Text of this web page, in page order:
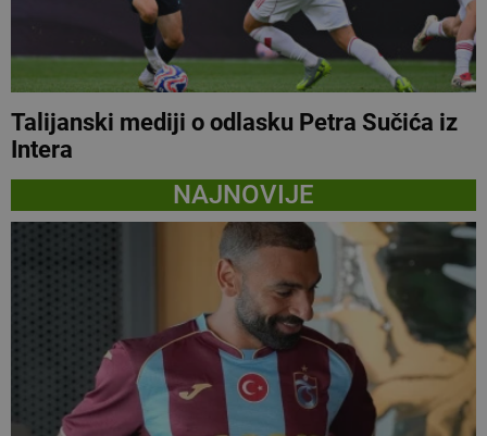
Talijanski mediji o odlasku Petra Sučića iz
Intera
NAJNOVIJE